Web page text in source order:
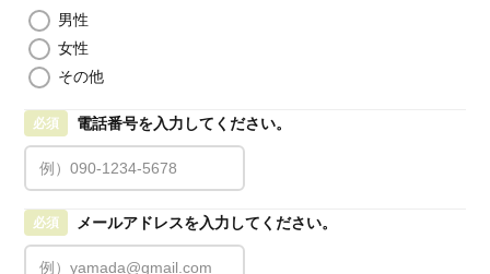
男性
女性
その他
必須 電話番号を入力してください。
必須 メールアドレスを入力してください。